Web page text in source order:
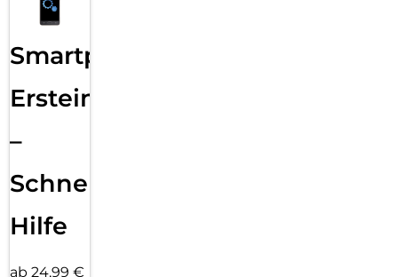
Smartphone
Ersteinrichtung
–
Schnelle
Hilfe
ab 24,99 €